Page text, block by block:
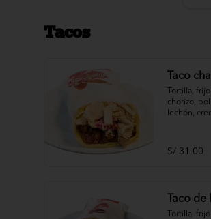
Tacos
Taco
Tortilla,
chorizo,
lechón,
S/ 31.00
Taco
Tortilla,